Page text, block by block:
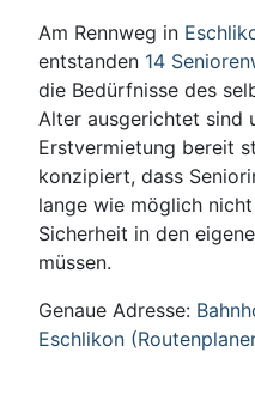
Am Rennweg in
entstanden 14
die Bedürfnisse des
Alter ausgerichtet sind
Erstvermietung bereit
konzipiert, dass
lange wie möglich
Sicherheit in den
müssen.
Genaue Adresse:
Eschlikon